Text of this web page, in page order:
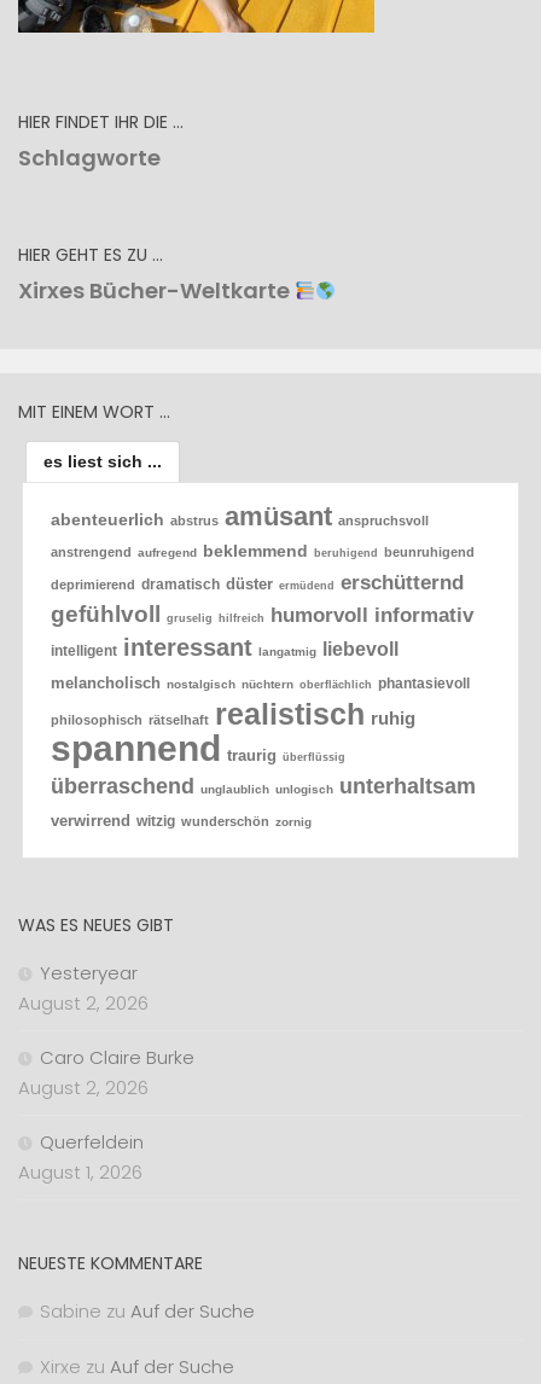
HIER FINDET IHR DIE …
Schlagworte
HIER GEHT ES ZU …
Xirxes Bücher-Weltkarte
MIT EINEM WORT …
es liest sich ...
abenteuerlich abstrus amüsant anspruchsvoll
anstrengend aufregend beklemmend beruhigend beunruhigend
deprimierend dramatisch düster ermüdend erschütternd
gefühlvoll gruselig hilfreich humorvoll informativ
intelligent interessant langatmig liebevoll
melancholisch nostalgisch nüchtern oberflächlich phantasievoll
philosophisch rätselhaft realistisch ruhig
spannend traurig überflüssig
überraschend unglaublich unlogisch unterhaltsam
verwirrend witzig wunderschön zornig
WAS ES NEUES GIBT
Yesteryear
August 2, 2026
Caro Claire Burke
August 2, 2026
Querfeldein
August 1, 2026
NEUESTE KOMMENTARE
Sabine zu Auf der Suche
Xirxe zu Auf der Suche